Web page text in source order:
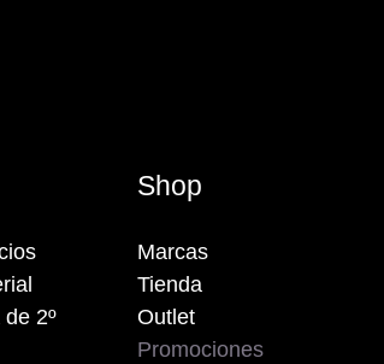
2º
Shop
Marcas
Tienda
Outlet
Promociones